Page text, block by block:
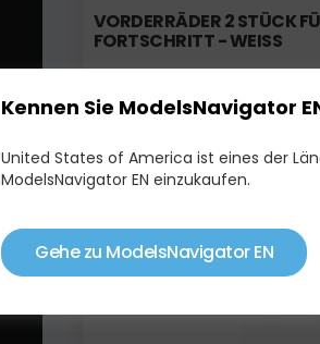
VORDERRÄDER 2 STÜCK
FORTSCHRITT - WEISS
16,00 €
Auf Lager
Kennen Sie ModelsNavigator
United States of America ist eines der
ModelsNavigator EN einzukaufen.
Gehe zu ModelsNavigator EN